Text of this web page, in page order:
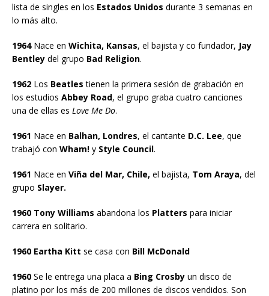
lista de singles en los Estados Unidos durante 3 semanas en
lo más alto.
1964Nace en Wichita, Kansas, el bajista y co fundador, Jay
Bentley del grupo Bad Religion.
1962 Los Beatles tienen la primera sesión de grabación en
los estudios Abbey Road, el grupo graba cuatro canciones
una de ellas es Love Me Do.
1961 Nace en Balhan, Londres, el cantante D.C. Lee, que
trabajó con Wham! y Style Council.
1961 Nace en Viña del Mar, Chile, el bajista, Tom Araya, del
grupo Slayer.
1960 Tony Williams abandona los Platters para iniciar
carrera en solitario.
1960 Eartha Kitt se casa con Bill McDonald
1960 Se le entrega una placa a Bing Crosby un disco de
platino por los más de 200 millones de discos vendidos. Son